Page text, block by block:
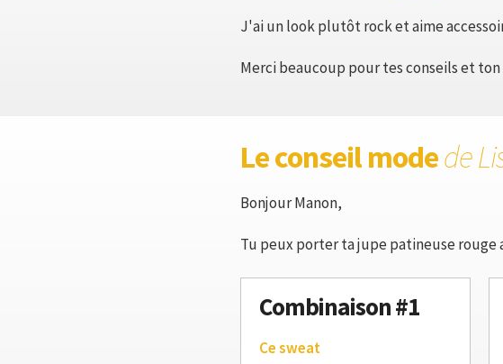
J'ai un look plutôt rock et aime
Merci beaucoup pour tes conseils et ton
Le conseil modede
Bonjour Manon,
Tu peux porter ta jupe patineuse rouge
Combinaison #1
Ce sweat